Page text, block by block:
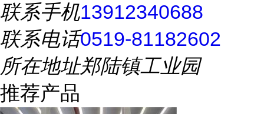
联系手机13912340688
联系电话0519-81182602
所在地址郑陆镇工业园
推荐产品